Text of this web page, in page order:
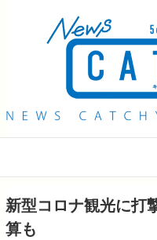
QAB
新型コロナ観光に打
算も